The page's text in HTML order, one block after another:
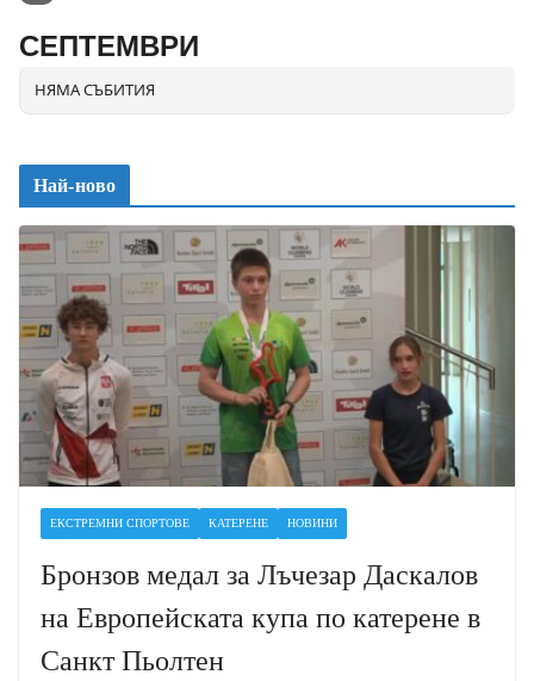
СЕПТЕМВРИ
НЯМА СЪБИТИЯ
Най-ново
ЕКСТРЕМНИ СПОРТОВЕ КАТЕРЕНЕ НОВИНИ
Бронзов медал за Лъчезар Даскалов
на Европейската купа по катерене в
Санкт Пьолтен